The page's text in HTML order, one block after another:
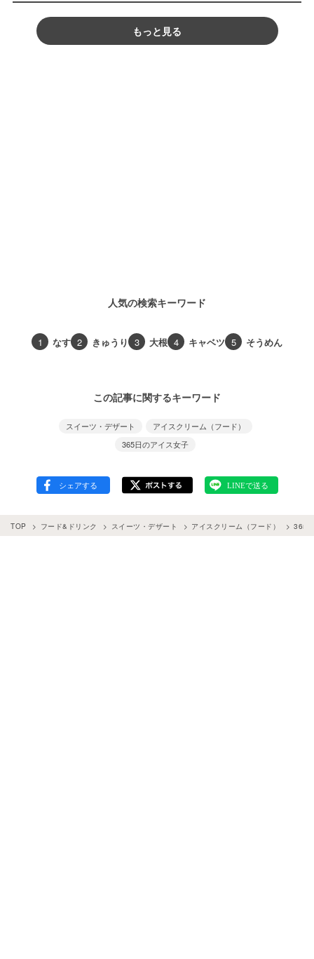
もっと見る
人気の検索キーワード
1 なす 2 きゅうり 3 大根 4 キャベツ 5 そうめん
この記事に関するキーワード
スイーツ・デザート
アイスクリーム（フード）
365日のアイス女子
TOP フード&ドリンク スイーツ・デザート アイスクリーム（フード） 365